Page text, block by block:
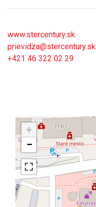
www.stercentury.sk
prievidza@stercentury.sk
+421 46 322 02 29
+
−